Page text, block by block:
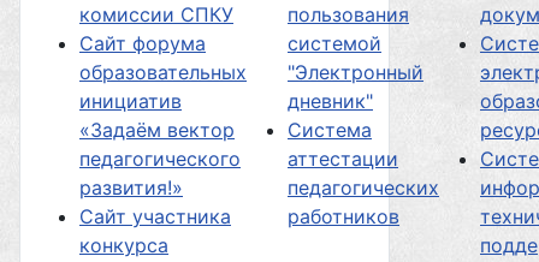
комиссии СПКУ
Сайт форума
образовательных
инициатив
«Задаём вектор
педагогического
развития!»
Сайт участника
конкурса
пользования
системой
"Электронный
дневник"
Система
аттестации
педагогических
работников